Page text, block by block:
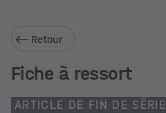
Retour
Fiche à ressort
ARTICLE DE FIN DE SÉRIE